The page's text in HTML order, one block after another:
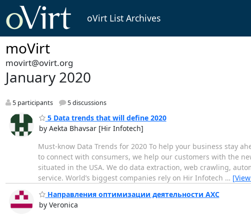
oVirt List Archives
moVirt
movirt@ovirt.org
January 2020
5 participants 5 discussions
5 Data trends that will define 2020
by Aekta Bhavsar [Hir Infotech]
Must-know Data Trends for 2020 To help your business stay
to connect with consumers, we help our customers with the
situated in the USA. We do data extraction, web crawling,
service. World’s biggest companies rely on Hir Infotech …
Направления оптимизации деятельности АХС
by Veronica